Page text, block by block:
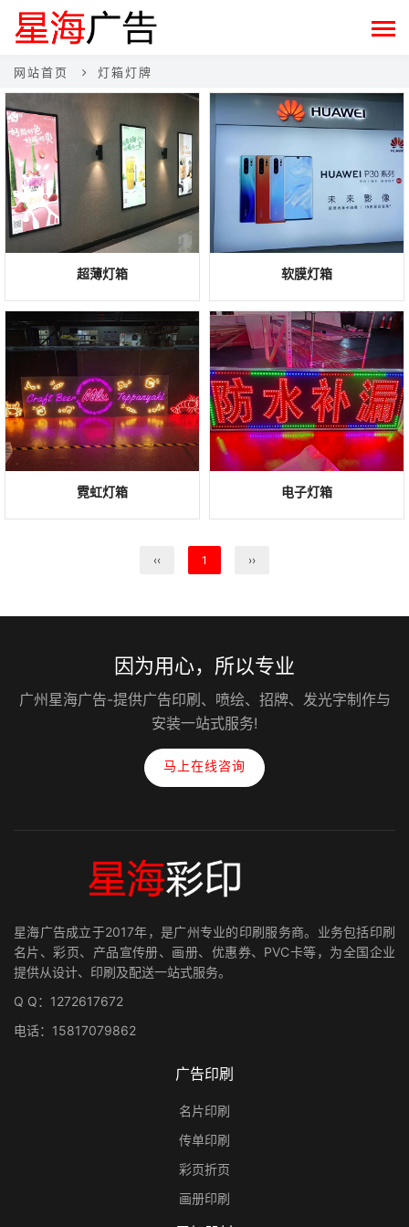
网站首页 灯箱灯牌
超薄灯箱 软膜灯箱
霓虹灯箱 电子灯箱
‹‹ 1 ››
因为用心，所以专业
广州星海广告-提供广告印刷、喷绘、招牌、发光字制作与
安装一站式服务!
马上在线咨询
星海广告成立于2017年，是广州专业的印刷服务商。业务包括印刷
名片、彩页、产品宣传册、画册、优惠券、PVC卡等，为全国企业
提供从设计、印刷及配送一站式服务。
Q Q：1272617672
电话：15817079862
广告印刷
名片印刷
传单印刷
彩页折页
画册印刷